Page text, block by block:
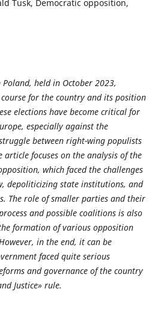
Tusk, Democratic opposition,
held in October 2023,
for the country and its position
elections have become critical for
especially against the
between right-wing populists
article focuses on the analysis of the
which faced the challenges
depoliticizing state institutions, and
The role of smaller parties and their
and possible coalitions is also
formation of various opposition
in the end, it can be
faced quite serious
and governance of the country
Justice» rule.